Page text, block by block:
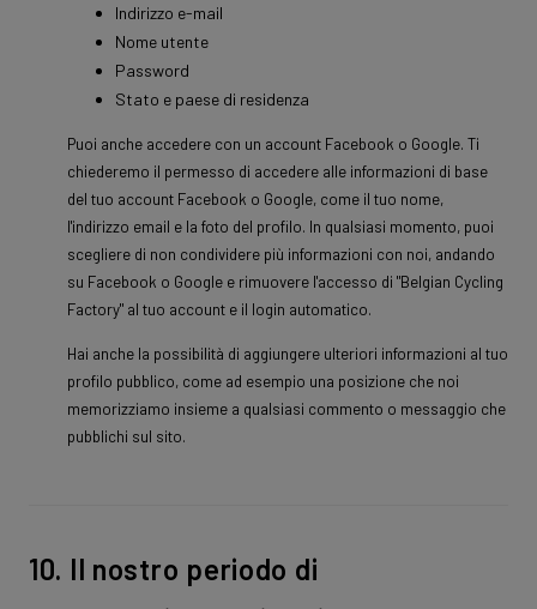
Indirizzo e-mail
Nome utente
Password
Stato e paese di residenza
Puoi anche accedere con un account Facebook o Google. Ti
chiederemo il permesso di accedere alle informazioni di base
del tuo account Facebook o Google, come il tuo nome,
l'indirizzo email e la foto del profilo. In qualsiasi momento, puoi
scegliere di non condividere più informazioni con noi, andando
su Facebook o Google e rimuovere l'accesso di "Belgian Cycling
Factory" al tuo account e il login automatico.
Hai anche la possibilità di aggiungere ulteriori informazioni al tuo
profilo pubblico, come ad esempio una posizione che noi
memorizziamo insieme a qualsiasi commento o messaggio che
pubblichi sul sito.
10. Il nostro periodo di